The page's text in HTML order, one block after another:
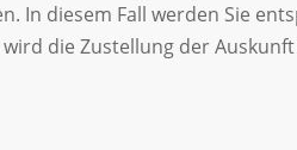
In diesem Fall werden Sie
die Zustellung der Auskunft